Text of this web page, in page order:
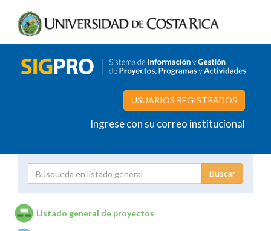
USUARIOS REGISTRADOS
Ingrese con su correo institucional
Listado general de proyectos